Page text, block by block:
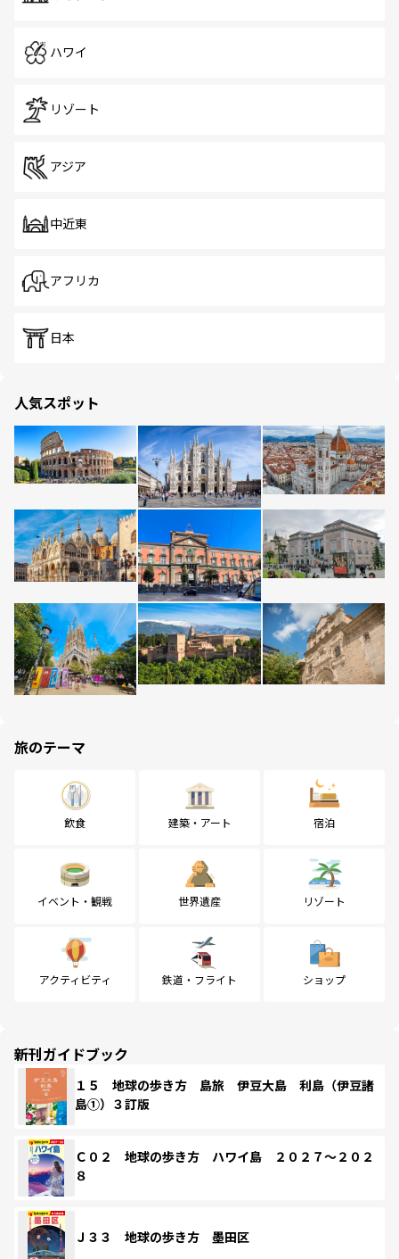
ハワイ
リゾート
アジア
中近東
アフリカ
日本
人気スポット
旅のテーマ
飲食 建築・アート 宿泊
イベント・観戦 世界遺産 リゾート
アクティビティ 鉄道・フライト ショップ
新刊ガイドブック
１５ 地球の歩き方 島旅 伊豆大島 利島（伊豆諸
島①）３訂版
Ｃ０２ 地球の歩き方 ハワイ島 ２０２７～２０２
８
Ｊ３３ 地球の歩き方 墨田区